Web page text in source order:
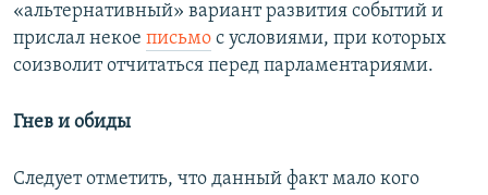
«альтернативный» вариант развития событий и
прислал некое письмо с условиями, при которых
соизволит отчитаться перед парламентариями.
Гнев и обиды
Следует отметить, что данный факт мало кого